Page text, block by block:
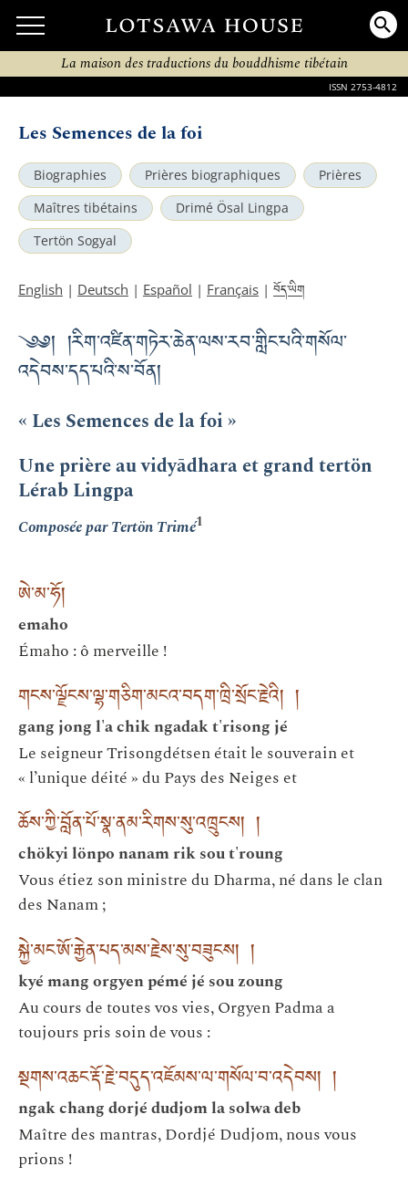
La maison des traductions du bouddhisme tibétain
ISSN 2753-4812
Les Semences de la foi
Biographies Prières biographiques
Prières
Maîtres tibétains
Drimé Ösal Lingpa
Tertön Sogyal
English | Deutsch | Español | Français | བོད་ཡིག
༄༅། །རིག་འཛིན་གཏེར་ཆེན་ལས་རབ་གླིང་པའི་གསོལ་
འདེབས་དད་པའི་ས་བོན།
« Les Semences de la foi »
Une prière au vidyādhara et grand tertön
Lérab Lingpa
Composée par Tertön Trimé1
ཨེ་མ་ཧོ།
emaho
Émaho : ô merveille !
གངས་ལྗོངས་ལྷ་གཅིག་མངའ་བདག་ཁྲི་སྲོང་རྗེའི། །
gang jong l'a chik ngadak t'risong jé
Le seigneur Trisongdétsen était le souverain et
« l’unique déité » du Pays des Neiges et
ཆོས་ཀྱི་བློན་པོ་སྣ་ནམ་རིགས་སུ་འཁྲུངས། །
chökyi lönpo nanam rik sou t'roung
Vous étiez son ministre du Dharma, né dans le clan
des Nanam ;
སྐྱེ་མང་ཨོ་རྒྱེན་པད་མས་རྗེས་སུ་བཟུངས། །
kyé mang orgyen pémé jé sou zoung
Au cours de toutes vos vies, Orgyen Padma a
toujours pris soin de vous :
སྔགས་འཆང་རྡོ་རྗེ་བདུད་འཇོམས་ལ་གསོལ་བ་འདེབས། །
ngak chang dorjé dudjom la solwa deb
Maître des mantras, Dordjé Dudjom, nous vous
prions !